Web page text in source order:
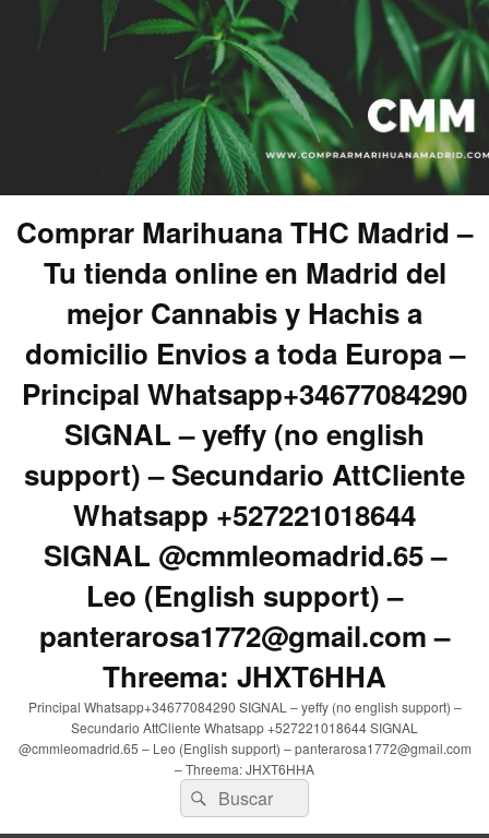
Comprar Marihuana THC Madrid –
Tu tienda online en Madrid del
mejor Cannabis y Hachis a
domicilio Envios a toda Europa –
Principal Whatsapp+34677084290
SIGNAL – yeffy (no english
support) – Secundario AttCliente
Whatsapp +527221018644
SIGNAL @cmmleomadrid.65 –
Leo (English support) –
panterarosa1772@gmail.com –
Threema: JHXT6HHA
Principal Whatsapp+34677084290 SIGNAL – yeffy (no english support) –
Secundario AttCliente Whatsapp +527221018644 SIGNAL
@cmmleomadrid.65 – Leo (English support) – panterarosa1772@gmail.com
– Threema: JHXT6HHA
Buscar
por:
Buscar